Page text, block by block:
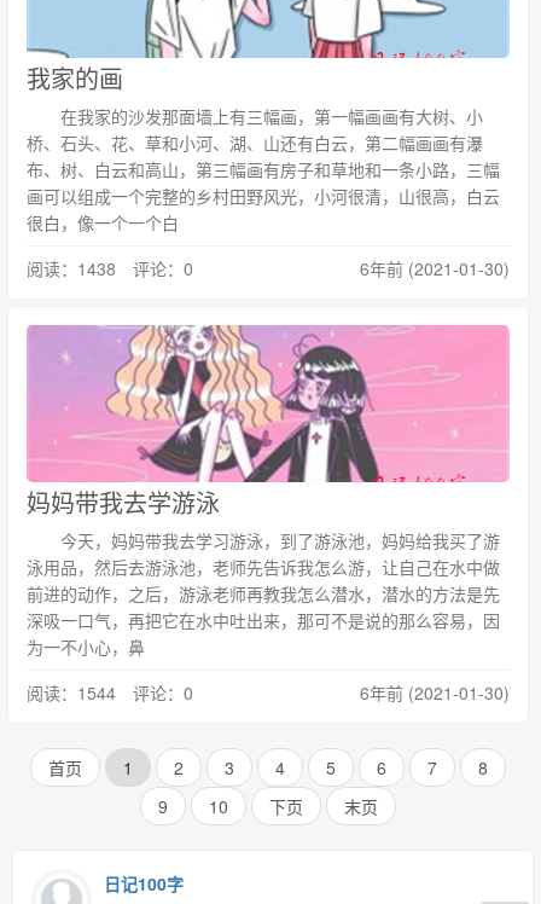
我家的画
在我家的沙发那面墙上有三幅画，第一幅画画有大树、小
桥、石头、花、草和小河、湖、山还有白云，第二幅画画有瀑
布、树、白云和高山，第三幅画有房子和草地和一条小路，三幅
画可以组成一个完整的乡村田野风光，小河很清，山很高，白云
很白，像一个一个白
阅读：1438 评论：0
6年前 (2021-01-30)
妈妈带我去学游泳
今天，妈妈带我去学习游泳，到了游泳池，妈妈给我买了游
泳用品，然后去游泳池，老师先告诉我怎么游，让自己在水中做
前进的动作，之后，游泳老师再教我怎么潜水，潜水的方法是先
深吸一口气，再把它在水中吐出来，那可不是说的那么容易，因
为一不小心，鼻
阅读：1544 评论：0
6年前 (2021-01-30)
首页 1 2 3 4 5 6 7
8
9
10 下页 末页
日记100字